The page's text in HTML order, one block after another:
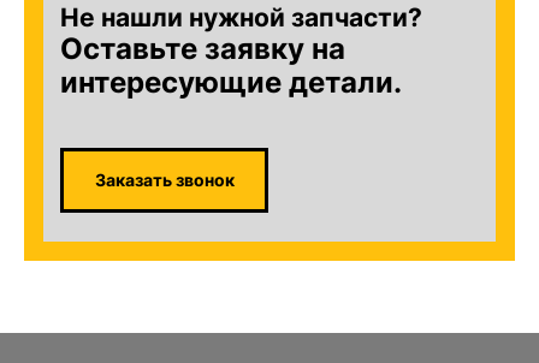
Не нашли нужной запчасти?
Оставьте заявку на
интересующие детали.
Заказать звонок